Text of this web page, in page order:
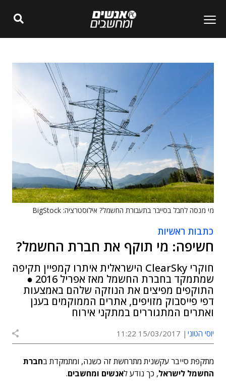
מי מנסה לחבל בסייבר בתעבורת החשמל? אילוסטרציה: BigStock
כתבות ראשיות
חשיפה: מי תוקף את חברת החשמל?
חוקרי ClearSky הישראלית איתרו קמפיין תקיפה
שמתמקד בחברת החשמל מאז אפריל 2016 ●
התוקפים מפיצים את הנוזקה שלהם באמצעות
דפי פייסבוק מזויפים, אתרים הממוקמים בענן
ואתרים המתגוררים במתקני אירוח
יוסי הטוני 15/03/2017 11:22
מתקפת סייבר עקשנית מתרחשת זה כשנה, ומתמקדת בחברת
החשמל לישראל, כך נודע לאנשים ומחשבים.